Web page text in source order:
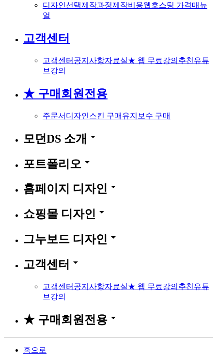
디자인선택제작과정제작비용웹호스팅 가격매뉴
얼
고객센터
고객센터 공지사항자료실★ 웹 무료강의 추천유튜
브강의
★ 구매회원전용
주문서 디자인스킨 구매 유지보수 구매
모던DS 소개 arrow_drop_down
포트폴리오 arrow_drop_down
홈페이지 디자인 arrow_drop_down
쇼핑몰 디자인 arrow_drop_down
그누보드 디자인 arrow_drop_down
고객센터 arrow_drop_down
고객센터 공지사항자료실★ 웹 무료강의 추천유튜
브강의
★ 구매회원전용 arrow_drop_down
홈으로